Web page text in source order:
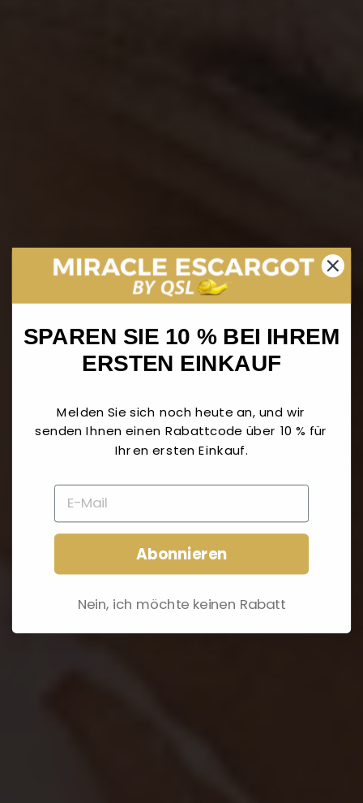
SPAREN SIE 10 % BEI IHREM
ERSTEN EINKAUF
Melden Sie sich noch heute an, und wir
senden Ihnen einen Rabattcode über 10 % für
Ihren ersten Einkauf.
Abonnieren
Nein, ich möchte keinen Rabatt